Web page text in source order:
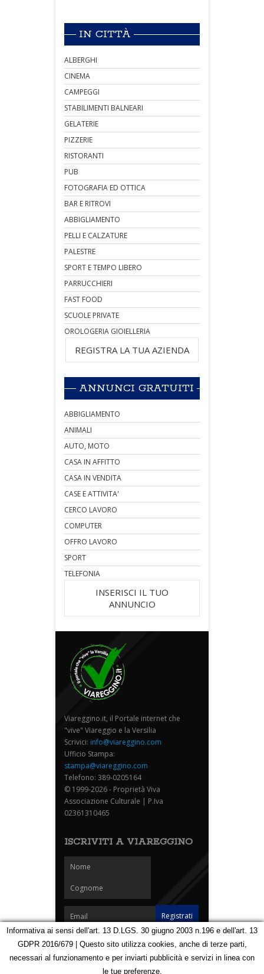
IN CITTÀ
ALBERGHI
CINEMA
CAMPEGGI
STABILIMENTI BALNEARI
GELATERIE
PIZZERIE
RISTORANTI
PUB
FOTOGRAFIA ED OTTICA
BAR E RITROVI
ABBIGLIAMENTO
PELLI E CALZATURE
PALESTRE
SPORT E TEMPO LIBERO
PARRUCCHIERI
FAST FOOD
SCUOLE PRIVATE
OROLOGERIA GIOIELLERIA
REGISTRA LA TUA AZIENDA
ANNUNCI GRATUITI
ABBIGLIAMENTO
ANIMALI
AUTO, MOTO
CASA IN AFFITTO
CASA IN VENDITA
CASE E ATTIVITA'
CERCO LAVORO
COMPUTER
OFFRO LAVORO
SPORT
TELEFONIA
INSERISCI IL TUO
ANNUNCIO
Viareggino.it, il Portale internet che
"vive" Viareggio e la Versilia
Scrivici: info@viareggino.com
Ufficio Stampa:
stampa@viareggino.com
Telefono: 389-0205164
© 1999-2026 - Proprietà Viva
Associazione Culturale | P.Iva
02361310465
ISCRIVITI A VIAREGGINO
Homepage Notizie Speciali Eventi Foto Carnevale
Partners Contatti
Informativa ai sensi dell'art. 13 D.LGS. 30 giugno 2003 n.196 e dell'art. 13
GDPR 2016/679 | Questo sito utilizza cookies, anche di terze parti,
necessari al funzionamento e per inviarti pubblicità e servizi in linea con
le tue preferenze.